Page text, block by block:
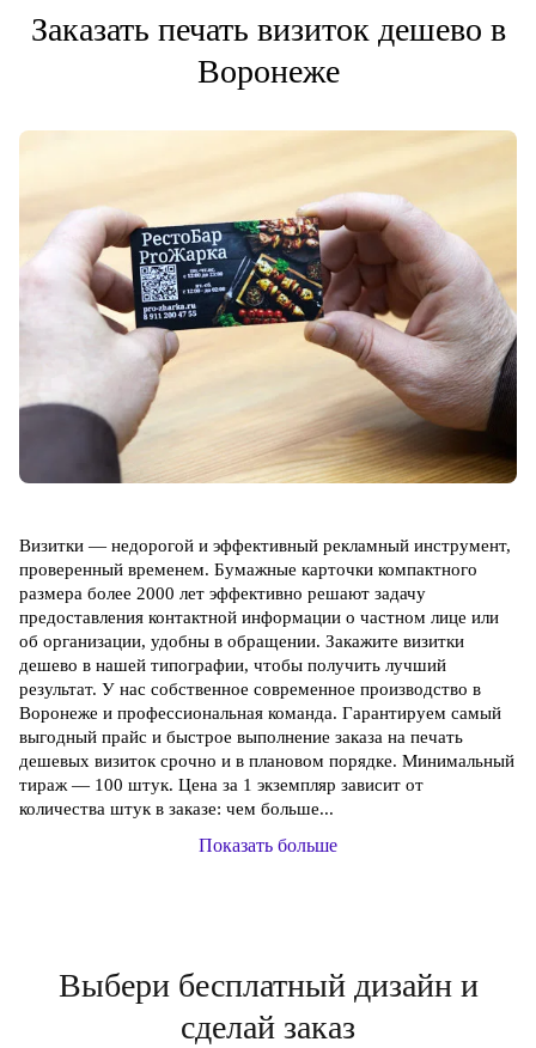
Заказать печать визиток дешево в
Воронеже
Визитки — недорогой и эффективный рекламный инструмент,
проверенный временем. Бумажные карточки компактного
размера более 2000 лет эффективно решают задачу
предоставления контактной информации о частном лице или
об организации, удобны в обращении. Закажите визитки
дешево в нашей типографии, чтобы получить лучший
результат. У нас собственное современное производство в
Воронеже и профессиональная команда. Гарантируем самый
выгодный прайс и быстрое выполнение заказа на печать
дешевых визиток срочно и в плановом порядке. Минимальный
тираж — 100 штук. Цена за 1 экземпляр зависит от
количества штук в заказе: чем больше...
Показать больше
Выбери бесплатный дизайн и
сделай заказ